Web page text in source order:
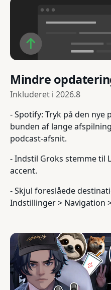
Mindre
Inkluderet i 2026.8
- Spotify: Tryk på den
bunden af lange
podcast-afsnit.
- Indstil Groks stemme til
accent.
- Skjul foreslåede
Indstillinger > Navigation